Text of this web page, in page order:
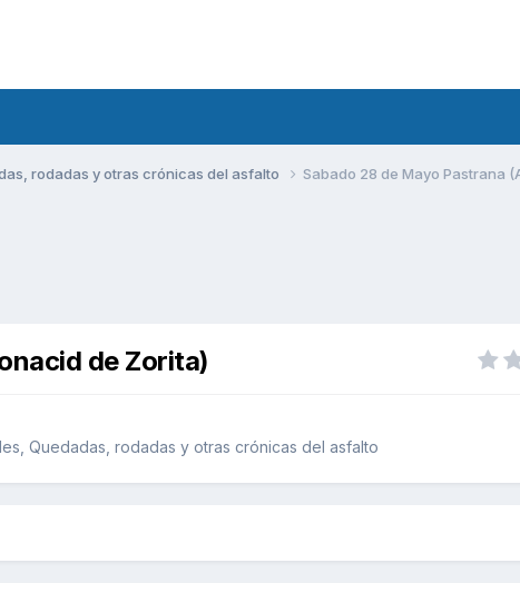
rodadas y otras crónicas del asfalto Sabado 28 de Mayo Pastrana
de Zorita)
Quedadas, rodadas y otras crónicas del asfalto